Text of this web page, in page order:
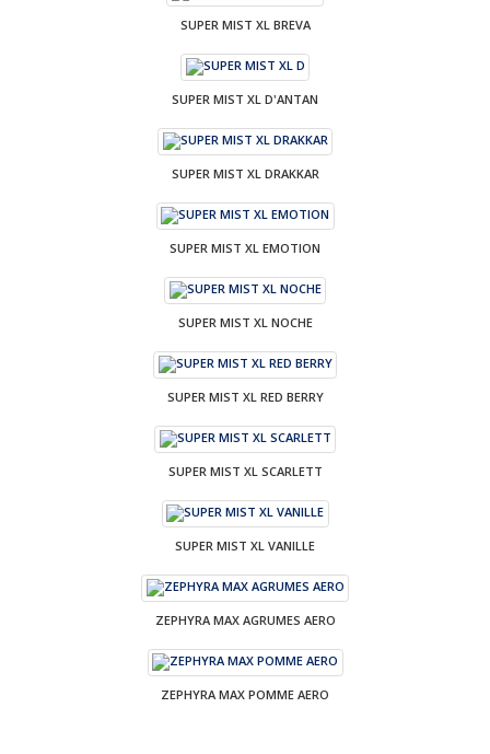
SUPER MIST XL BREVA
SUPER MIST XL D'ANTAN
SUPER MIST XL DRAKKAR
SUPER MIST XL EMOTION
SUPER MIST XL NOCHE
SUPER MIST XL RED BERRY
SUPER MIST XL SCARLETT
SUPER MIST XL VANILLE
ZEPHYRA MAX AGRUMES AERO
ZEPHYRA MAX POMME AERO